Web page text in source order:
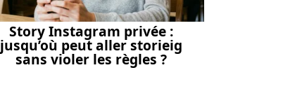
Story Instagram privée :
jusqu’où peut aller storieig
sans violer les règles ?